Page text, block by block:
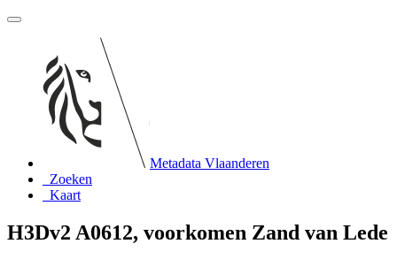
Metadata Vlaanderen
Zoeken
Kaart
H3Dv2 A0612, voorkomen Zand van Lede